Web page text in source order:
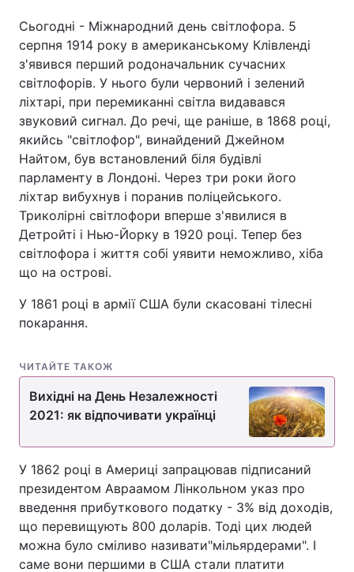
Сьогодні - Міжнародний день світлофора. 5
серпня 1914 року в американському Клівленді
з'явився перший родоначальник сучасних
світлофорів. У нього були червоний і зелений
ліхтарі, при перемиканні світла видавався
звуковий сигнал. До речі, ще раніше, в 1868 році,
якийсь "світлофор", винайдений Джейном
Найтом, був встановлений біля будівлі
парламенту в Лондоні. Через три роки його
ліхтар вибухнув і поранив поліцейського.
Триколірні світлофори вперше з'явилися в
Детройті і Нью-Йорку в 1920 році. Тепер без
світлофора і життя собі уявити неможливо, хіба
що на острові.
У 1861 році в армії США були скасовані тілесні
покарання.
ЧИТАЙТЕ ТАКОЖ
Вихідні на День Незалежності
2021: як відпочивати українці
У 1862 році в Америці запрацював підписаний
президентом Авраамом Лінкольном указ про
введення прибуткового податку - 3% від доходів,
що перевищують 800 доларів. Тоді цих людей
можна було сміливо називати"мільярдерами". І
саме вони першими в США стали платити